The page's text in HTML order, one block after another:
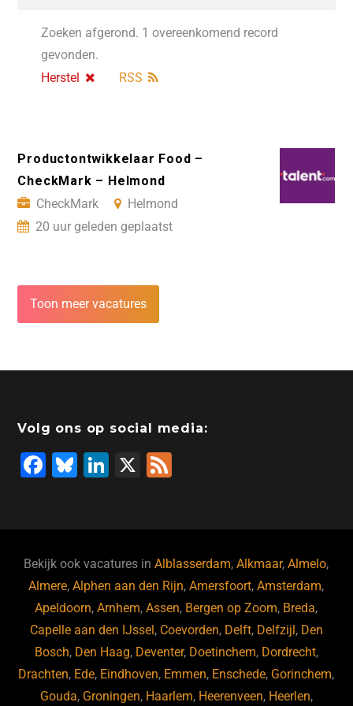
Zoeken afgerond. 1 overeenkomend record
gevonden.
Herstel
RSS
Productontwikkelaar Food –
CheckMark – Helmond
CheckMark
Helmond
20 uur geleden geplaatst
Toon meer vacatures
Volg ons op social media:
F
b
o
o
k
Bl
ky
Li
dI
n
X
Bekijk ook vacatures inAlblasserdam,Alkmaar,Almelo,
Almere,Alphen aan den Rijn,Amersfoort,Amsterdam,
Apeldoorn,Arnhem,Assen, Bergen op Zoom, Breda,
Capelle aan den IJssel , Coevorden, Delft, Delfzijl , Den
Bosch, Den Haag, Deventer, Doetinchem, Dordrecht,
Drachten, Ede, Eindhoven, Emmen, Enschede, Gorinchem,
Gouda, Groningen, Haarlem, Heerenveen, Heerlen,